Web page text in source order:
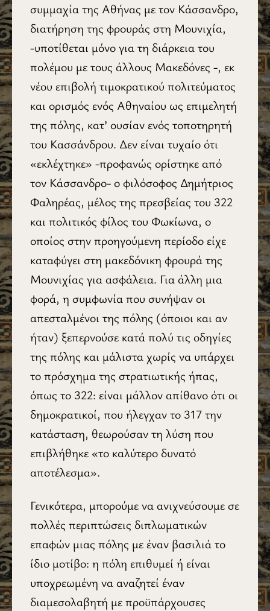
συμμαχία της Αθήνας με τον Κάσσανδρο,
διατήρηση της φρουράς στη Μουνιχία,
-υποτίθεται μόνο για τη διάρκεια του
πολέμου με τους άλλους Μακεδόνες -, εκ
νέου επιβολή τιμοκρατικού πολιτεύματος
και ορισμός ενός Αθηναίου ως επιμελητή
της πόλης, κατ’ ουσίαν ενός τοποτηρητή
του Κασσάνδρου. Δεν είναι τυχαίο ότι
«εκλέχτηκε» -προφανώς ορίστηκε από
τον Κάσσανδρο- ο φιλόσοφος Δημήτριος
Φαληρέας, μέλος της πρεσβείας του 322
και πολιτικός φίλος του Φωκίωνα, ο
οποίος στην προηγούμενη περίοδο είχε
καταφύγει στη μακεδόνικη φρουρά της
Μουνιχίας για ασφάλεια. Για άλλη μια
φορά, η συμφωνία που συνήψαν οι
απεσταλμένοι της πόλης (όποιοι και αν
ήταν) ξεπερνούσε κατά πολύ τις οδηγίες
της πόλης και μάλιστα χωρίς να υπάρχει
το πρόσχημα της στρατιωτικής ήπας,
όπως το 322: είναι μάλλον απίθανο ότι οι
δημοκρατικοί, που ήλεγχαν το 317 την
κατάσταση, θεωρούσαν τη λύση που
επιβλήθηκε «το καλύτερο δυνατό
αποτέλεσμα».
Γενικότερα, μπορούμε να ανιχνεύσουμε σε
πολλές περιπτώσεις διπλωματικών
επαφών μιας πόλης με έναν βασιλιά το
ίδιο μοτίβο: η πόλη επιθυμεί ή είναι
υποχρεωμένη να αναζητεί έναν
διαμεσολαβητή με προϋπάρχουσες